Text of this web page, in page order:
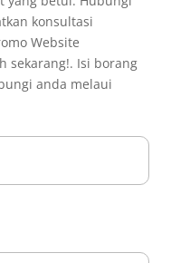
konsultasi
Website
sekarang!. Isi borang
anda melaui